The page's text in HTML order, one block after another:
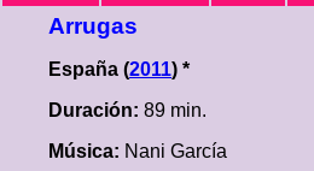
Arrugas
España (2011) *
Duración: 89 min.
Música: Nani García